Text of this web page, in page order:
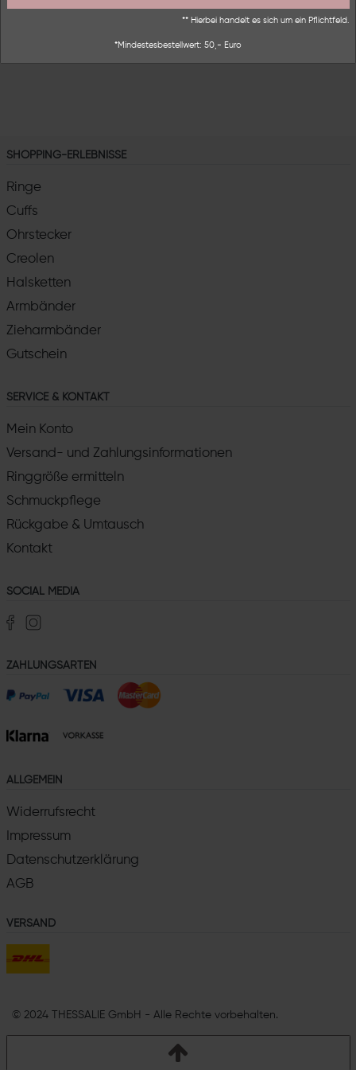
SHOPPING-ERLEBNISSE
Ringe
Cuffs
Ohrstecker
Creolen
Halsketten
Armbänder
Zieharmbänder
Gutschein
SERVICE & KONTAKT
Mein Konto
Versand- und Zahlungsinformationen
Ringgröße ermitteln
Schmuckpflege
Rückgabe & Umtausch
Kontakt
SOCIAL MEDIA
ZAHLUNGSARTEN
ALLGEMEIN
Widerrufsrecht
Impressum
Datenschutzerklärung
AGB
VERSAND
© 2024 THESSALIE GmbH - Alle Rechte vorbehalten.
** Hierbei handelt es sich um ein Pflichtfeld.
*Mindestesbestellwert: 50,- Euro